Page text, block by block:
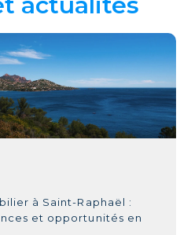
à Saint-Raphaël :
et opportunités en